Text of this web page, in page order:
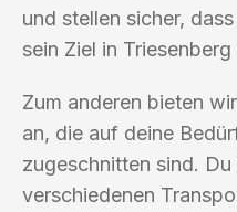
und stellen sicher,
sein Ziel in Triesenberg
Zum anderen bieten
an, die auf deine
zugeschnitten sind.
verschiedenen